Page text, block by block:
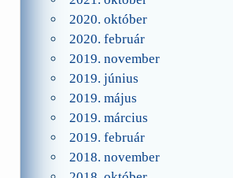
2020. október
2020. február
2019. november
2019. június
2019. május
2019. március
2019. február
2018. november